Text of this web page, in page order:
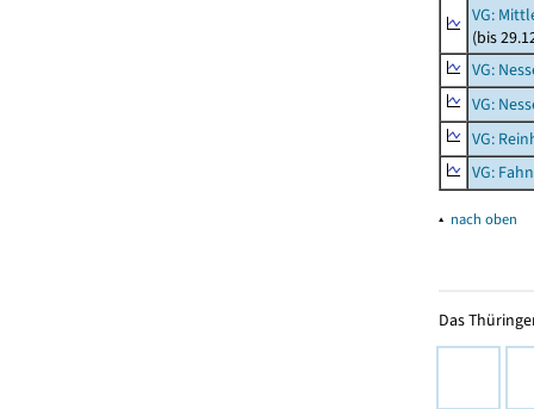
VG:
(bis
VG:
VG:
VG:
VG:
▴ nach oben
Das